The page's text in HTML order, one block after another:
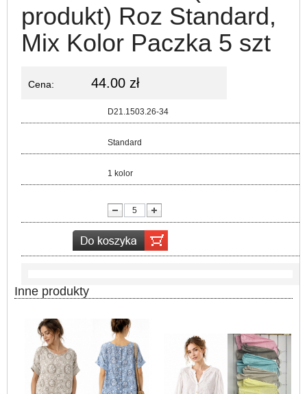
produkt) Roz Standard,
Mix Kolor Paczka 5 szt
Cena: 44.00 zł
D21.1503.26-34
Standard
1 kolor
Inne produkty